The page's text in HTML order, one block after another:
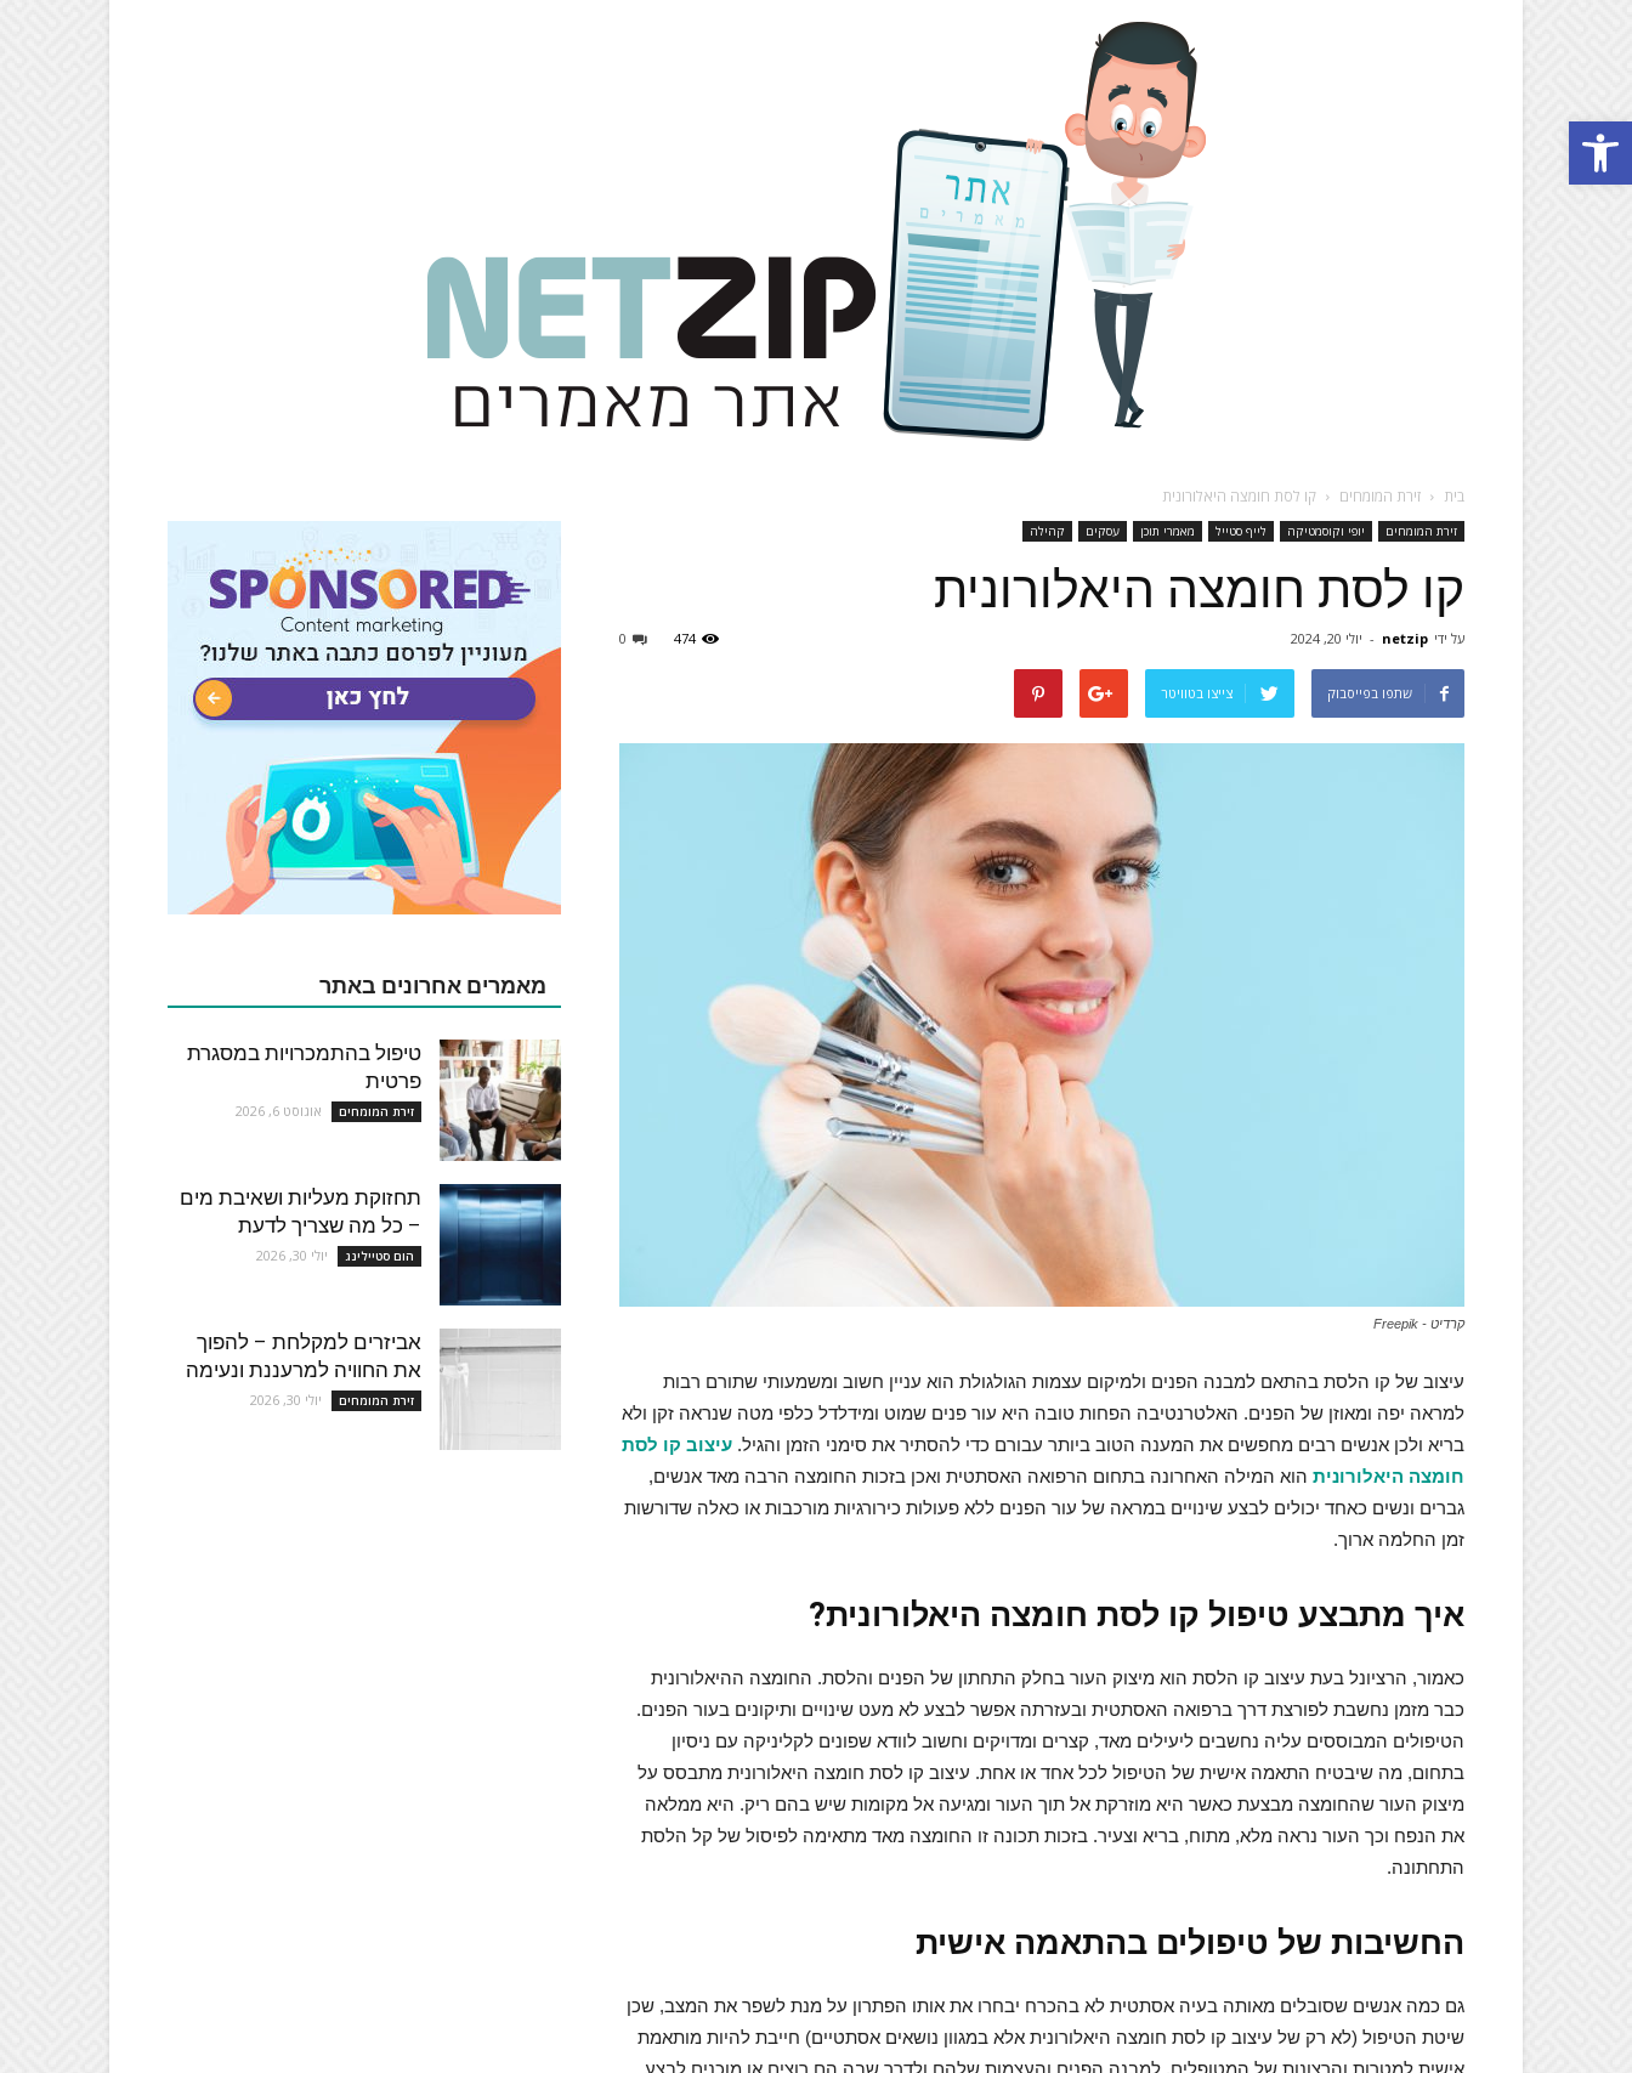
Open toolbar
netzip
בית זירת המומחים קו לסת חומצה היאלורונית
זירת המומחים יופי וקוסמטיקה לייף סטייל מאמרי תוכן עסקים קהילה
קו לסת חומצה היאלורונית
על ידי netzip
- יולי 20, 2024 0 474
שתפו בפייסבוק צייצו בטוויטר
קרדיט - Freepik
עיצוב של קו הלסת בהתאם למבנה הפנים ולמיקום עצמות הגולגולת הוא עניין חשוב ומשמעותי שתורם רבות
למראה יפה ומאוזן של הפנים. האלטרנטיבה הפחות טובה היא עור פנים שמוט ומידלדל כלפי מטה שנראה זקן ולא
בריא ולכן אנשים רבים מחפשים את המענה הטוב ביותר עבורם כדי להסתיר את סימני הזמן והגיל. עיצוב קו לסת
חומצה היאלורונית הוא המילה האחרונה בתחום הרפואה האסתטית ואכן בזכות החומצה הרבה מאד אנשים,
גברים ונשים כאחד יכולים לבצע שינויים במראה של עור הפנים ללא פעולות כירורגיות מורכבות או כאלה שדורשות
זמן החלמה ארוך.
איך מתבצע טיפול קו לסת חומצה היאלורונית?
כאמור, הרציונל בעת עיצוב קו הלסת הוא מיצוק העור בחלק התחתון של הפנים והלסת. החומצה ההיאלורונית
כבר מזמן נחשבת לפורצת דרך ברפואה האסתטית ובעזרתה אפשר לבצע לא מעט שינויים ותיקונים בעור הפנים.
הטיפולים המבוססים עליה נחשבים ליעילים מאד, קצרים ומדויקים וחשוב לוודא שפונים לקליניקה עם ניסיון
בתחום, מה שיבטיח התאמה אישית של הטיפול לכל אחד או אחת. עיצוב קו לסת חומצה היאלורונית מתבסס על
מיצוק העור שהחומצה מבצעת כאשר היא מוזרקת אל תוך העור ומגיעה אל מקומות שיש בהם ריק. היא ממלאה
את הנפח וכך העור נראה מלא, מתוח, בריא וצעיר. בזכות תכונה זו החומצה מאד מתאימה לפיסול של קל הלסת
התחתונה.
החשיבות של טיפולים בהתאמה אישית
גם כמה אנשים שסובלים מאותה בעיה אסתטית לא בהכרח יבחרו את אותו הפתרון על מנת לשפר את המצב, שכן
שיטת הטיפול (לא רק של עיצוב קו לסת חומצה היאלורונית אלא במגוון נושאים אסתטיים) חייבת להיות מותאמת
אישית למטרות והרצונות של המטופלים, למבנה הפנים והעצמות שלהם ולדרך שבה הם רוצים או מוכנים לבצע
מאמרים אחרונים באתר
טיפול בהתמכרויות במסגרת
פרטית
זירת המומחים אוגוסט 6, 2026
תחזוקת מעליות ושאיבת מים
– כל מה שצריך לדעת
הום סטיילינג יולי 30, 2026
אביזרים למקלחת – להפוך
את החוויה למרעננת ונעימה
זירת המומחים יולי 30, 2026